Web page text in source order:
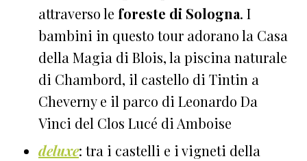
attraverso le foreste di Sologna. I
bambini in questo tour adorano la Casa
della Magia di Blois, la piscina naturale
di Chambord, il castello di Tintin a
Cheverny e il parco di Leonardo Da
Vinci del Clos Lucé di Amboise
deluxe: tra i castelli e i vigneti della